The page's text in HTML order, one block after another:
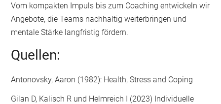
Vom kompakten Impuls bis zum Coaching entwickeln wir
Angebote, die Teams nachhaltig weiterbringen und
mentale Stärke langfristig fördern.
Quellen:
Antonovsky, Aaron (1982): Health, Stress and Coping
Gilan D, Kalisch R und Helmreich I (2023) Individuelle